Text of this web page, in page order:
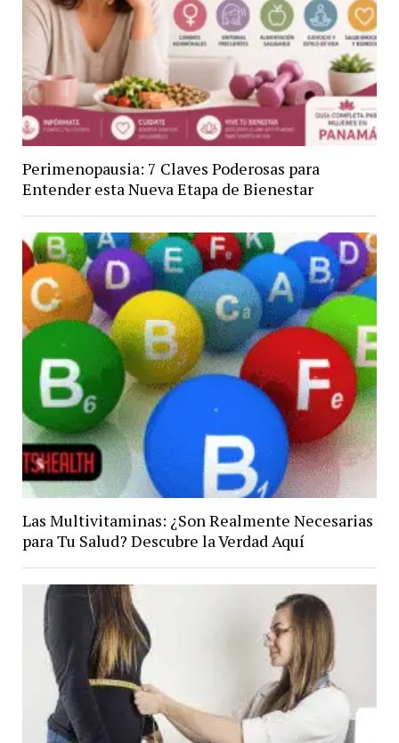
Perimenopausia: 7 Claves Poderosas para
Entender esta Nueva Etapa de Bienestar
Las Multivitaminas: ¿Son Realmente Necesarias
para Tu Salud? Descubre la Verdad Aquí